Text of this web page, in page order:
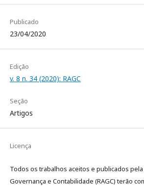
Publicado
23/04/2020
Edição
v. 8 n. 34 (2020): RAGC
Seção
Artigos
Licença
Todos os trabalhos aceitos e publicados
Governança e Contabilidade (RAGC) terão